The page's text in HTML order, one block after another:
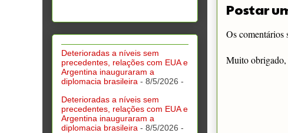
Postar
Os comentários
Muito
Deterioradas a níveis sem
precedentes, relações com EUA e
Argentina inauguraram a
diplomacia brasileira - 8/5/2026 -
Deterioradas a níveis sem
precedentes, relações com EUA e
Argentina inauguraram a
diplomacia brasileira - 8/5/2026 -